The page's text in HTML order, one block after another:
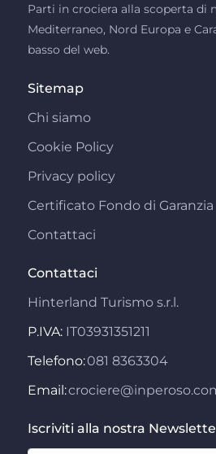
Parti in crociera alla scoperta di
Mediterraneo, Nord Europa e
basso del web.
Sitemap
Chi siamo
Cookie Policy
Privacy policy
Certificato Fondo di Garanzia
Contattaci
Contattaci
Hinterland Turismo s.r.l.
P.IVA: IT03931351211
Telefono:081 8363304
Email:
Iscriviti alla nostra